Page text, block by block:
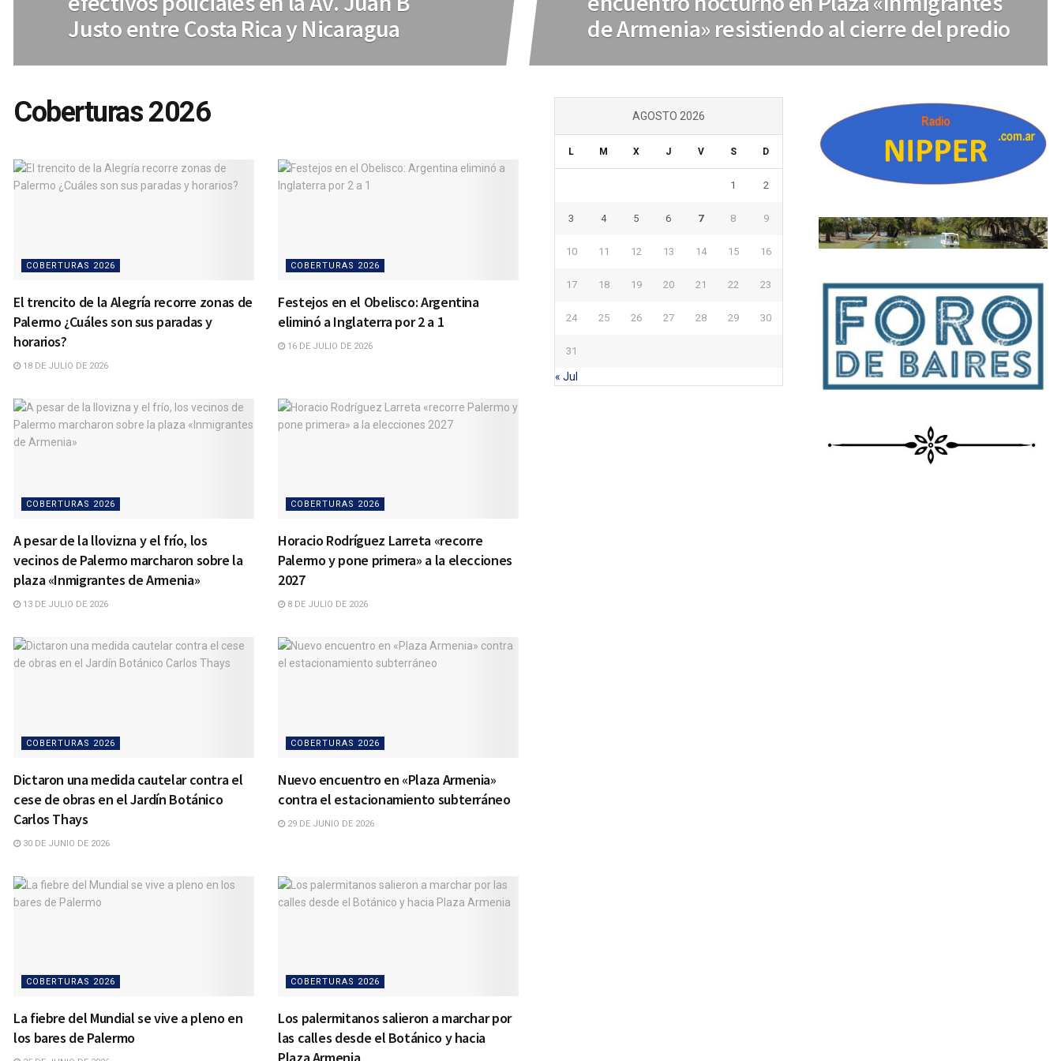
Justo entre Costa Rica y Nicaragua
de Armenia» resistiendo al cierre del predio
Coberturas 2026
COBERTURAS 2026
El trencito de la Alegría recorre zonas de
Palermo ¿Cuáles son sus paradas y
horarios?
18 DE JULIO DE 2026
COBERTURAS 2026
Festejos en el Obelisco: Argentina
eliminó a Inglaterra por 2 a 1
16 DE JULIO DE 2026
COBERTURAS 2026
A pesar de la llovizna y el frío, los
vecinos de Palermo marcharon sobre la
plaza «Inmigrantes de Armenia»
13 DE JULIO DE 2026
COBERTURAS 2026
Horacio Rodríguez Larreta «recorre
Palermo y pone primera» a la elecciones
2027
8 DE JULIO DE 2026
COBERTURAS 2026
Dictaron una medida cautelar contra el
cese de obras en el Jardín Botánico
Carlos Thays
30 DE JUNIO DE 2026
COBERTURAS 2026
Nuevo encuentro en «Plaza Armenia»
contra el estacionamiento subterráneo
29 DE JUNIO DE 2026
COBERTURAS 2026
La fiebre del Mundial se vive a pleno en
los bares de Palermo
COBERTURAS 2026
Los palermitanos salieron a marchar por
las calles desde el Botánico y hacia
AGOSTO 2026
L M X J V S D
1 2
3 4 5 6 7 8 9
10 11 12 13 14 15 16
17 18 19 20 21 22 23
24 25 26 27 28 29 30
31
« Jul